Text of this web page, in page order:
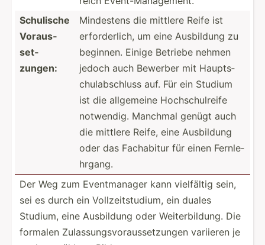
Schulische
Voraus­
set­
zungen:
Mindestens die mittlere Reife ist
erford­erlich, um eine Ausbildung zu
beginnen. Einige Betriebe nehmen
jedoch auch Bewerber mit Haupts­
chu­lab­schluss auf. Für ein Studium
ist die allgemeine Hochsc­hul­reife
notwendig. Manchmal genügt auch
die mittlere Reife, eine Ausbildung
oder das Fachabitur für einen Fernle­
hrgang.
Der Weg zum Eventm­anager kann vielfältig sein,
sei es durch ein Vollze­its­tudium, ein duales
Studium, eine Ausbildung oder Weiter­bil­dung. Die
formalen Zulass­ung­svo­rau­sse­tzungen variieren je